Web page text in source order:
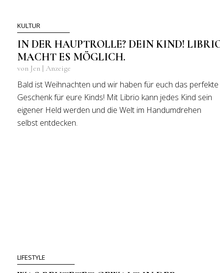
KULTUR
IN DER HAUPTROLLE? DEIN KIND!
MACHT ES MÖGLICH.
von Jen | Anzeige
Bald ist Weihnachten und wir haben für euch das perfekte
Geschenk für eure Kinds! Mit Librio kann jedes Kind sein
eigener Held werden und die Welt im Handumdrehen
selbst entdecken.
LIFESTYLE